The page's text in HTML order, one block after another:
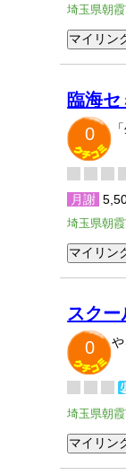
埼玉県朝
臨海
0
月謝
埼玉県朝
スク
0
埼玉県朝